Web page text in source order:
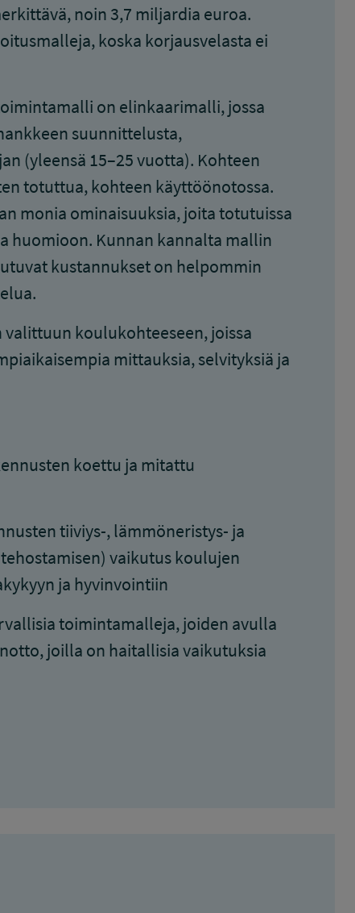
noin 3,7 miljardia euroa.
koska korjausvelasta ei
on elinkaarimalli, jossa
suunnittelusta,
(yleensä 15–25 vuotta). Kohteen
totuttua, kohteen käyttöönotossa.
monia ominaisuuksia, joita totutuissa
huomioon. Kunnan kannalta mallin
kustannukset on helpommin
koulukohteeseen, joissa
mittauksia, selvityksiä ja
koettu ja mitattu
tiiviys-, lämmöneristys- ja
vaikutus koulujen
ja hyvinvointiin
toimintamalleja, joiden avulla
joilla on haitallisia vaikutuksia